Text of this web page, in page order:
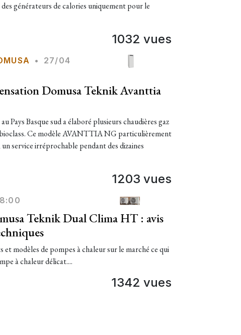
générateurs de calories uniquement pour le
1032 vues
•
27/04
Domusa Teknik Avanttia
Pays Basque sud a élaboré plusieurs chaudières gaz
bioclass. Ce modèle AVANTTIA NG particulièrement
service irréprochable pendant des dizaines
1203 vues
Teknik Dual Clima HT : avis
modèles de pompes à chaleur sur le marché ce qui
à chaleur délicat....
1342 vues